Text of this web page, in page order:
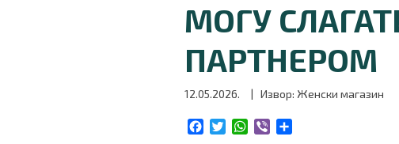
МОГУ
ПАРТНЕРОМ
12.05.2026. | Извор: Женски магазин
W